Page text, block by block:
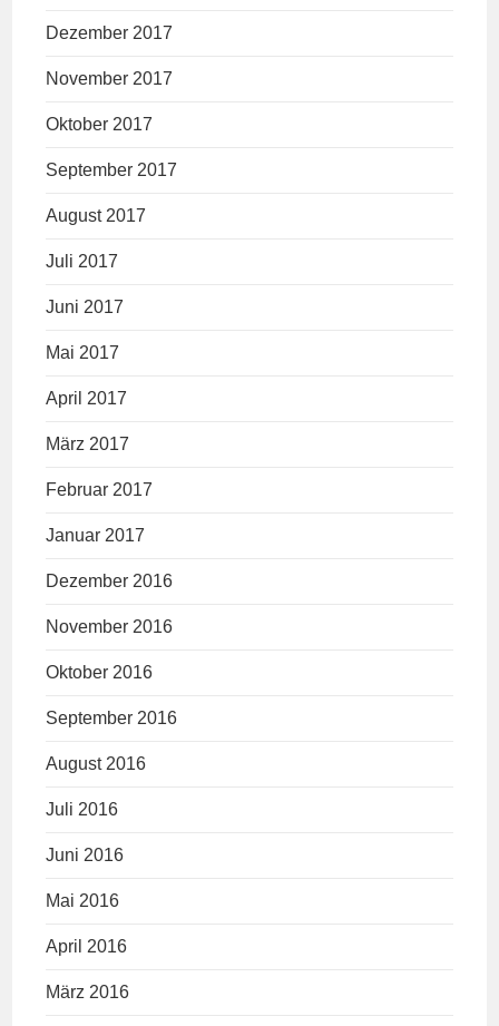
Dezember 2017
November 2017
Oktober 2017
September 2017
August 2017
Juli 2017
Juni 2017
Mai 2017
April 2017
März 2017
Februar 2017
Januar 2017
Dezember 2016
November 2016
Oktober 2016
September 2016
August 2016
Juli 2016
Juni 2016
Mai 2016
April 2016
März 2016